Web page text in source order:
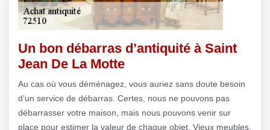
Un bon débarras d’antiquité à Saint
Jean De La Motte
Au cas où vous déménagez, vous auriez sans doute besoin
d’un service de débarras. Certes, nous ne pouvons pas
débarrasser votre maison, mais nous pouvons venir sur
place pour estimer la valeur de chaque objet. Vieux meubles,